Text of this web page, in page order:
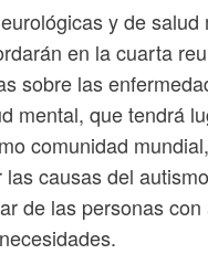
y de salud
en la cuarta
sobre las
mental, que tendrá
comunidad
causas del
de las personas